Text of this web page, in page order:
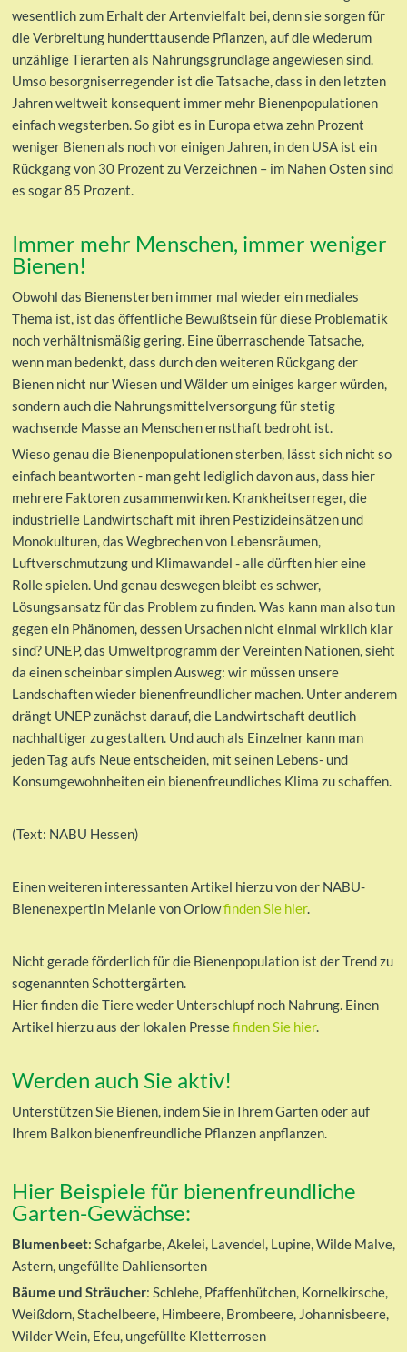
wesentlich zum Erhalt der Artenvielfalt bei, denn sie sorgen für
die Verbreitung hunderttausende Pflanzen, auf die wiederum
unzählige Tierarten als Nahrungsgrundlage angewiesen sind.
Umso besorgniserregender ist die Tatsache, dass in den letzten
Jahren weltweit konsequent immer mehr Bienenpopulationen
einfach wegsterben. So gibt es in Europa etwa zehn Prozent
weniger Bienen als noch vor einigen Jahren, in den USA ist ein
Rückgang von 30 Prozent zu Verzeichnen – im Nahen Osten sind
es sogar 85 Prozent.
Immer mehr Menschen, immer weniger
Bienen!
Obwohl das Bienensterben immer mal wieder ein mediales
Thema ist, ist das öffentliche Bewußtsein für diese Problematik
noch verhältnismäßig gering. Eine überraschende Tatsache,
wenn man bedenkt, dass durch den weiteren Rückgang der
Bienen nicht nur Wiesen und Wälder um einiges karger würden,
sondern auch die Nahrungsmittelversorgung für stetig
wachsende Masse an Menschen ernsthaft bedroht ist.
Wieso genau die Bienenpopulationen sterben, lässt sich nicht so
einfach beantworten - man geht lediglich davon aus, dass hier
mehrere Faktoren zusammenwirken. Krankheitserreger, die
industrielle Landwirtschaft mit ihren Pestizideinsätzen und
Monokulturen, das Wegbrechen von Lebensräumen,
Luftverschmutzung und Klimawandel - alle dürften hier eine
Rolle spielen. Und genau deswegen bleibt es schwer,
Lösungsansatz für das Problem zu finden. Was kann man also tun
gegen ein Phänomen, dessen Ursachen nicht einmal wirklich klar
sind? UNEP, das Umweltprogramm der Vereinten Nationen, sieht
da einen scheinbar simplen Ausweg: wir müssen unsere
Landschaften wieder bienenfreundlicher machen. Unter anderem
drängt UNEP zunächst darauf, die Landwirtschaft deutlich
nachhaltiger zu gestalten. Und auch als Einzelner kann man
jeden Tag aufs Neue entscheiden, mit seinen Lebens- und
Konsumgewohnheiten ein bienenfreundliches Klima zu schaffen.
(Text: NABU Hessen)
Einen weiteren interessanten Artikel hierzu von der NABU-
Bienenexpertin Melanie von Orlowfinden Sie hier.
Nicht gerade förderlich für die Bienenpopulation ist der Trend zu
sogenannten Schottergärten.
Hier finden die Tiere weder Unterschlupf noch Nahrung. Einen
Artikel hierzu aus der lokalen Pressefinden Sie hier.
Werden auch Sie aktiv!
Unterstützen Sie Bienen, indem Sie in Ihrem Garten oder auf
Ihrem Balkon bienenfreundliche Pflanzen anpflanzen.
Hier Beispiele für bienenfreundliche
Garten-Gewächse:
Blumenbeet: Schafgarbe, Akelei, Lavendel, Lupine, Wilde Malve,
Astern, ungefüllte Dahliensorten
Bäume und Sträucher: Schlehe, Pfaffenhütchen, Kornelkirsche,
Weißdorn, Stachelbeere, Himbeere, Brombeere, Johannisbeere,
Wilder Wein, Efeu, ungefüllte Kletterrosen